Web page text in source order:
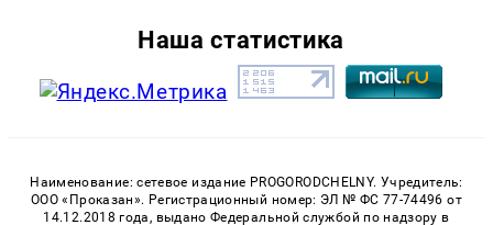
Наша статистика
Наименование: сетевое издание PROGORODCHELNY. Учредитель:
ООО «Проказан». Регистрационный номер: ЭЛ № ФС 77-74496 от
14.12.2018 года, выдано Федеральной службой по надзору в